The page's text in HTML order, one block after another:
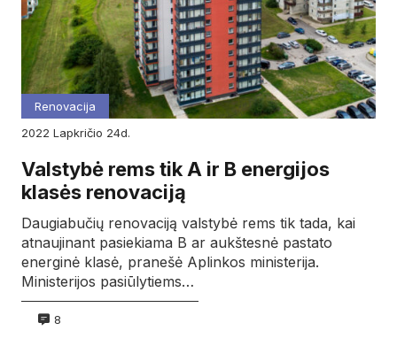
Renovacija
2022
lapkričio 24d.
Valstybė rems tik A ir B energijos
klasės renovaciją
Daugiabučių renovaciją valstybė rems tik tada, kai
atnaujinant pasiekiama B ar aukštesnė pastato
energinė klasė, pranešė Aplinkos ministerija.
Ministerijos pasiūlytiems…
8